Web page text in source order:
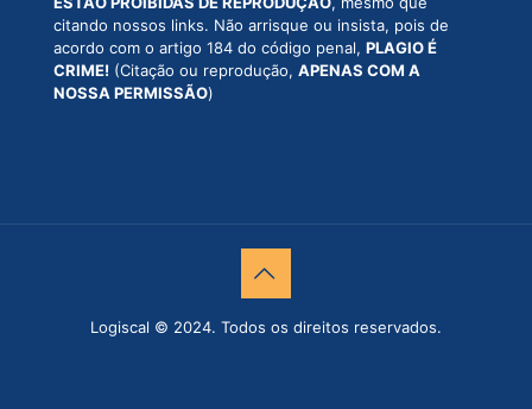
citando nossos links. Não arrisque ou insista, pois de
acordo com o artigo 184 do código penal, PLAGIO É
CRIME! (Citação ou reprodução, APENAS COM A
NOSSA PERMISSÃO)
Logiscal © 2024. Todos os direitos reservados.